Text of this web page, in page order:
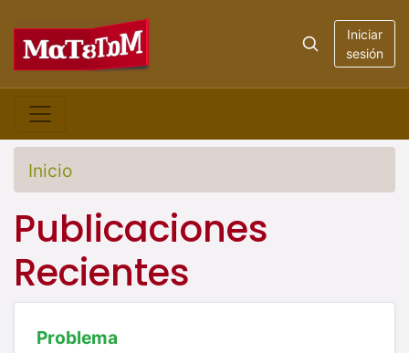
Iniciar
sesión
Inicio
Publicaciones
Recientes
Problema